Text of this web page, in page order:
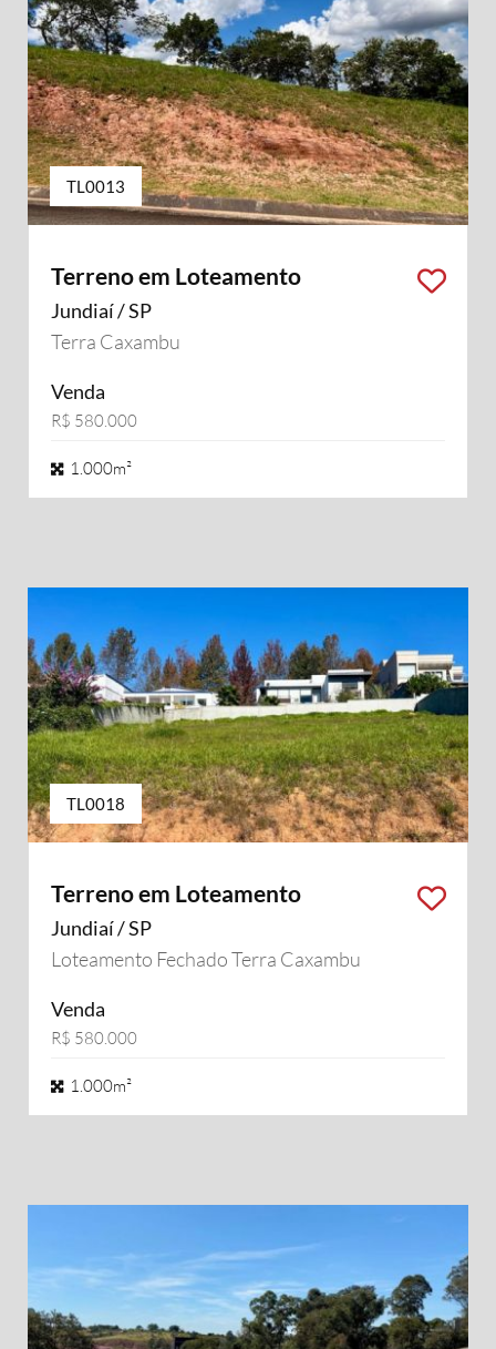
TL0013
Terreno em Loteamento
Jundiaí / SP
Terra Caxambu
Venda
R$ 580.000
1.000m²
TL0018
Terreno em Loteamento
Jundiaí / SP
Loteamento Fechado Terra Caxambu
Venda
R$ 580.000
1.000m²